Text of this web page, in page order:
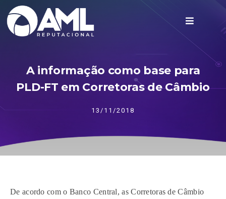
A informação como base para
PLD-FT em Corretoras de Câmbio
13/11/2018
De acordo com o Banco Central, as Corretoras de Câmbio